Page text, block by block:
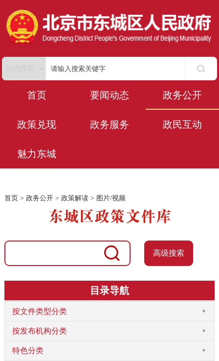
首页 要闻动态 政务公开
政策兑现 政务服务 政民互动
魅力东城
首页 > 政务公开> 政策解读> 图片/视频
高级搜索
目录导航
按文件类型分类
按发布机构分类
特色分类